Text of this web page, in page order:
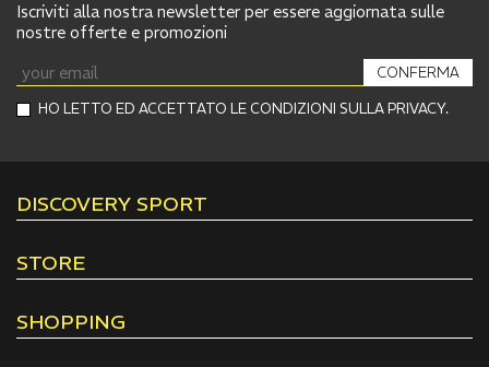
Iscriviti alla nostra newsletter per essere aggiornata sulle
nostre offerte e promozioni
HO LETTO ED ACCETTATO LE CONDIZIONI SULLA PRIVACY.
CONFERMA
DISCOVERY SPORT
STORE
SHOPPING